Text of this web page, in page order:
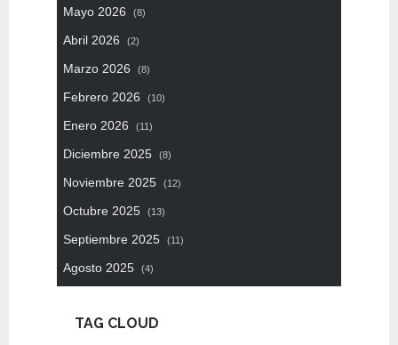
Mayo 2026 (8)
Abril 2026 (2)
Marzo 2026 (8)
Febrero 2026 (10)
Enero 2026 (11)
Diciembre 2025 (8)
Noviembre 2025 (12)
Octubre 2025 (13)
Septiembre 2025 (11)
Agosto 2025 (4)
TAG CLOUD